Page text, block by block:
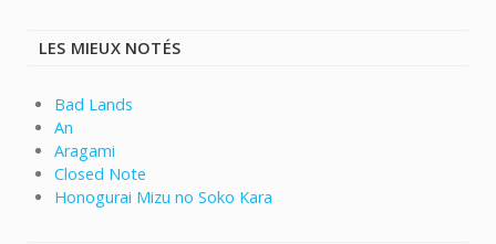
LES MIEUX NOTÉS
Bad Lands
An
Aragami
Closed Note
Honogurai Mizu no Soko Kara